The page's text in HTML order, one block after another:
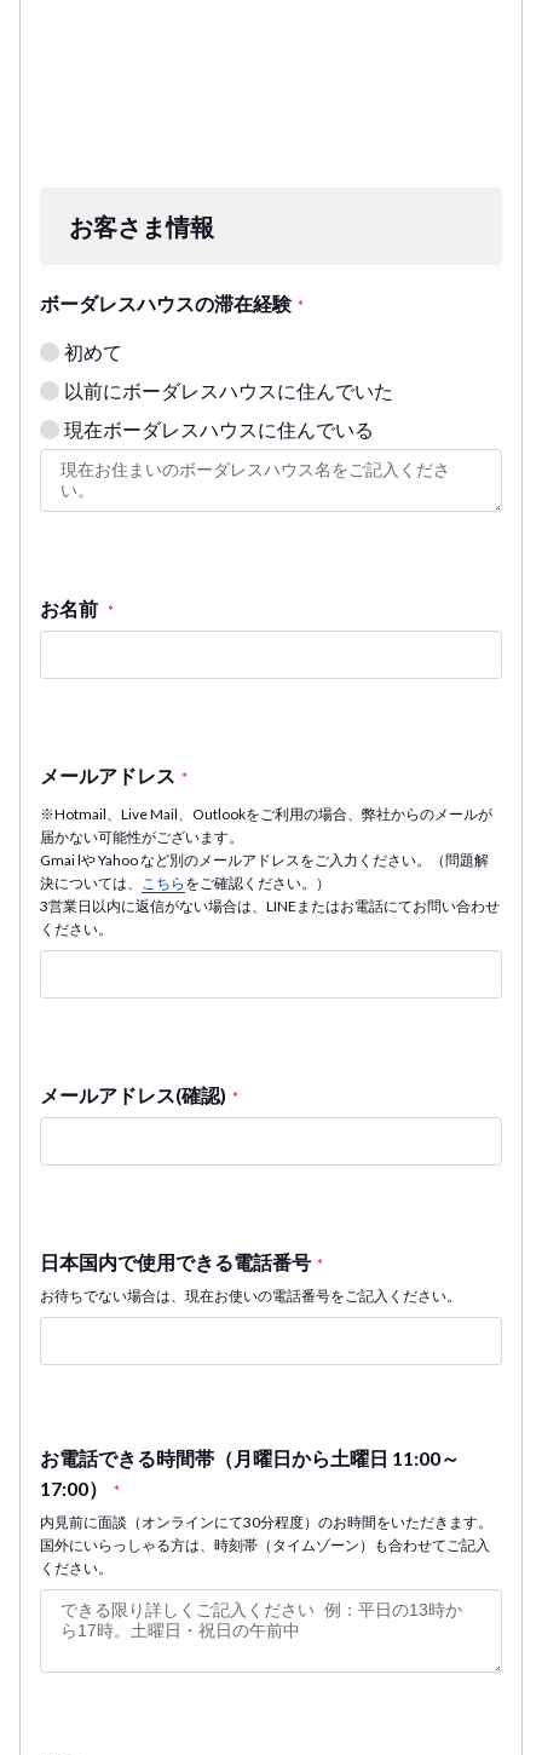
お客さま情報
ボーダレスハウスの滞在経験 *
初めて
以前にボーダレスハウスに住んでいた
現在ボーダレスハウスに住んでいる
お名前 *
メールアドレス *
※Hotmail、Live Mail、Outlookをご利用の場合、弊社からのメールが
届かない可能性がございます。
Gmai lや Yahoo など別のメールアドレスをご入力ください。（問題解
決については、
こちら をご確認ください。）
3営業日以内に返信がない場合は、LINEまたはお電話にてお問い合わせ
ください。
メールアドレス(確認) *
日本国内で使用できる電話番号 *
お待ちでない場合は、現在お使いの電話番号をご記入ください。
お電話できる時間帯（月曜日から土曜日 11:00～
17:00）
*
内見前に面談（オンラインにて30分程度）のお時間をいただきます。
国外にいらっしゃる方は、時刻帯（タイムゾーン）も合わせてご記入
ください。